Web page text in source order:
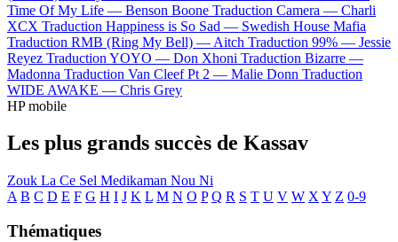
Time Of My Life — Benson Boone Traduction Camera — Charli
XCX Traduction Happiness is So Sad — Swedish House Mafia
Traduction RMB (Ring My Bell) — Aitch Traduction 99% — Jessie
Reyez Traduction YOYO — Don Xhoni Traduction Bizarre —
Madonna Traduction Van Cleef Pt 2 — Malie Donn Traduction
WIDE AWAKE — Chris Grey
HP mobile
Les plus grands succès de Kassav
Zouk La Ce Sel Medikaman Nou Ni
A B C D E F G H I J K L M N O P Q R S T U V W X Y Z 0-9
Thématiques